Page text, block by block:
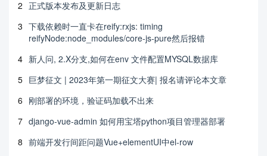
2 正式版本发布及更新日志
3 下载依赖时一直卡在reify:rxjs: timing
reifyNode:node_modules/core-js-pure然后报错
4 新人问, 2.X分支,如何在env 文件配置MYSQL数据库
5 巨梦征文 | 2023年第一期征文大赛| 报名请评论本文章
6 刚部署的环境，验证码加载不出来
7 django-vue-admin 如何用宝塔python项目管理器部署
8 前端开发行间距问题Vue+elementUI中el-row